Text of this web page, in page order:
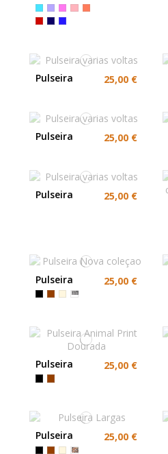
Pulseira
25,00 €
Pulseira
25,00 €
Pulseira
25,00 €
Pulseira
Nova
coleçao
25,00 €
Pulseira
Animal Print
Dourada
25,00 €
Pulseira
Largas
25,00 €